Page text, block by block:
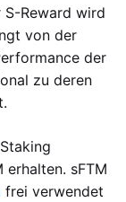
S-Reward wird
von der
der
zu deren
erhalten. sFTM
frei verwendet